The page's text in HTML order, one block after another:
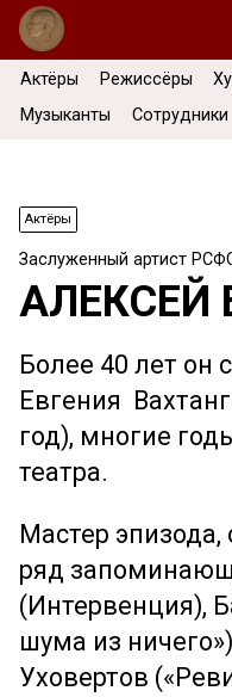
Актёры Режиссёры
Музыканты
Сотрудники
Актёры
Заслуженный артист
АЛЕКСЕЙ
Более 40 лет он
Евгения
год), многие
театра.
Мастер эпизода,
ряд
(Интервенция),
шума из
Уховертов